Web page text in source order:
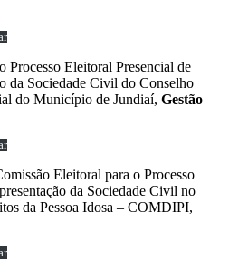
Processo Eleitoral Presencial de
da Sociedade Civil do Conselho
do Município de Jundiaí, Gestão
Eleitoral para o Processo
da Sociedade Civil no
da Pessoa Idosa – COMDIPI,